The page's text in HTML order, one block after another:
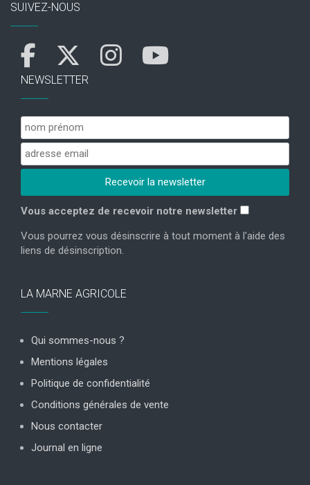
SUIVEZ-NOUS
NEWSLETTER
Vous acceptez de recevoir notre newsletter
Vous pourrez vous désinscrire à tout moment à l'aide des
liens de désinscription.
LA MARNE AGRICOLE
Qui sommes-nous ?
Mentions légales
Politique de confidentialité
Conditions générales de vente
Nous contacter
Journal en ligne